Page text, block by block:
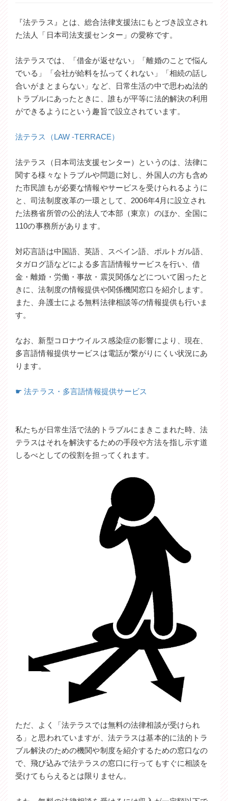
『法テラス』とは、総合法律支援法にもとづき設立され
た法人「日本司法支援センター」の愛称です。
法テラスでは、「借金が返せない」「離婚のことで悩ん
でいる」「会社が給料を払ってくれない」「相続の話し
合いがまとまらない」など、日常生活の中で思わぬ法的
トラブルにあったときに、誰もが平等に法的解決の利用
ができるようにという趣旨で設立されています。
法テラス（LAW -TERRACE）
法テラス（日本司法支援センター）というのは、法律に
関する様々なトラブルや問題に対し、外国人の方も含め
た市民誰もが必要な情報やサービスを受けられるように
と、司法制度改革の一環として、2006年4月に設立され
た法務省所管の公的法人で本部（東京）のほか、全国に
110の事務所があります。
対応言語は中国語、英語、スペイン語、ポルトガル語、
タガログ語などによる多言語情報サービスを行い、借
金・離婚・労働・事故・震災関係などについて困ったと
きに、法制度の情報提供や関係機関窓口を紹介します。
また、弁護士による無料法律相談等の情報提供も行いま
す。
なお、新型コロナウイルス感染症の影響により、現在、
多言語情報提供サービスは電話が繋がりにくい状況にあ
ります。
☛ 法テラス・多言語情報提供サービス
私たちが日常生活で法的トラブルにまきこまれた時、法
テラスはそれを解決するための手段や方法を指し示す道
しるべとしての役割を担ってくれます。
ただ、よく「法テラスでは無料の法律相談が受けられ
る」と思われていますが、法テラスは基本的に法的トラ
ブル解決のための機関や制度を紹介するための窓口なの
で、飛び込みで法テラスの窓口に行ってもすぐに相談を
受けてもらえるとは限りません。